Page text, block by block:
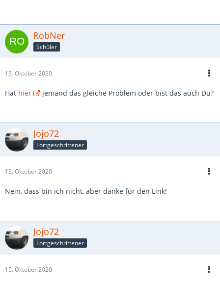
RobNer
Schüler
13. Oktober 2020
Hat hier jemand das gleiche Problem oder bist das auch Du?
Jojo72
Fortgeschrittener
13. Oktober 2020
Nein, dass bin ich nicht, aber danke für den Link!
Jojo72
Fortgeschrittener
15. Oktober 2020